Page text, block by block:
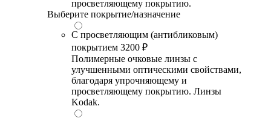
просветляющему покрытию.
Выберите покрытие/назначение
С просветляющим (антибликовым)
покрытием 3200 ₽
Полимерные очковые линзы с
улучшенными оптическими свойствами,
благодаря упрочняющему и
просветляющему покрытию. Линзы
Kodak.